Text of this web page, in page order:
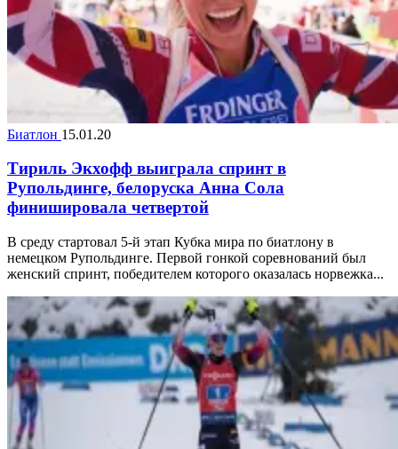
Биатлон 15.01.20
Тириль Экхофф выиграла спринт в
Рупольдинге, белоруска Анна Сола
финишировала четвертой
В среду стартовал 5-й этап Кубка мира по биатлону в
немецком Рупольдинге. Первой гонкой соревнований был
женский спринт, победителем которого оказалась норвежка...